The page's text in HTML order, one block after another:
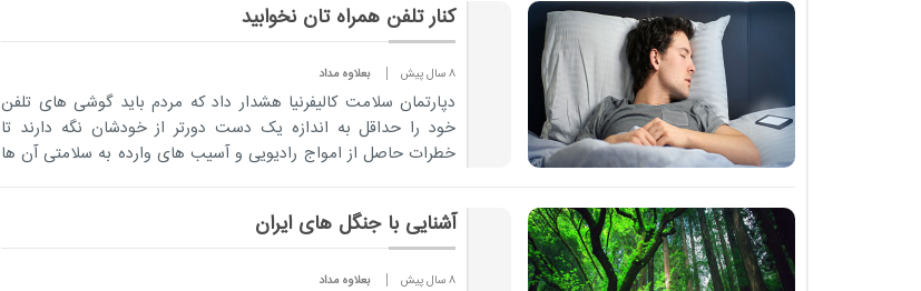
کنار تلفن همراه تان نخوابید
8 سال پیش بعلاوه مداد
دپارتمان سلامت کالیفرنیا هشدار داد که مردم باید گوشی های تلفن
خود را حداقل به اندازه یک دست دورتر از خودشان نگه دارند تا
خطرات حاصل از امواج رادیویی و آسیب های وارده به سلامتی آن ها
آشنایی با جنگل های ایران
8 سال پیش بعلاوه مداد